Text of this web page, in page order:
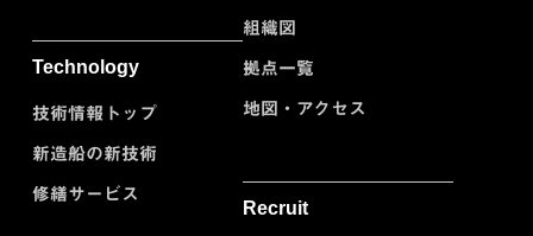
Technology
技術情報トップ
新造船の新技術
修繕サービス
組織図
拠点一覧
地図・アクセス
Recruit